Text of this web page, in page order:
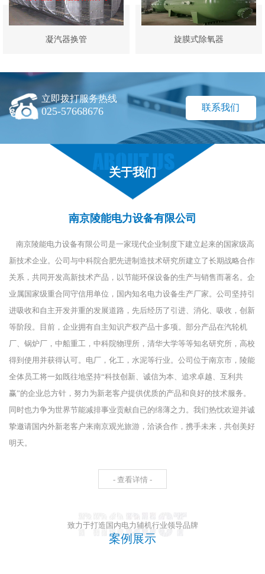
凝汽器换管 旋膜式除氧器
立即拨打服务热线
025-57668676 联系我们
关于我们
南京陵能电力设备有限公司
南京陵能电力设备有限公司是一家现代企业制度下建立起来的国家级高
新技术企业。公司与中科院合肥先进制造技术研究所建立了长期战略合作
关系，共同开发高新技术产品，以节能环保设备的生产与销售而著名。企
业属国家级重合同守信用单位，国内知名电力设备生产厂家。公司坚持引
进吸收和自主开发并重的发展道路，先后经历了引进、消化、吸收，创新
等阶段。目前，企业拥有自主知识产权产品十多项。部分产品在汽轮机
厂、锅炉厂，中船重工，中科院物理所，清华大学等等知名研究所，高校
得到使用并获得认可。电厂，化工，水泥等行业。公司位于南京市，陵能
全体员工将一如既往地坚持“科技创新、诚信为本、追求卓越、互利共
赢”的企业总方针，努力为新老客户提供优质的产品和良好的技术服务。
同时也力争为世界节能减排事业贡献自已的绵薄之力。我们热忱欢迎并诚
挚邀请国内外新老客户来南京观光旅游，洽谈合作，携手未来，共创美好
明天。
- 查看详情 -
致力于打造国内电力辅机行业领导品牌
案例展示